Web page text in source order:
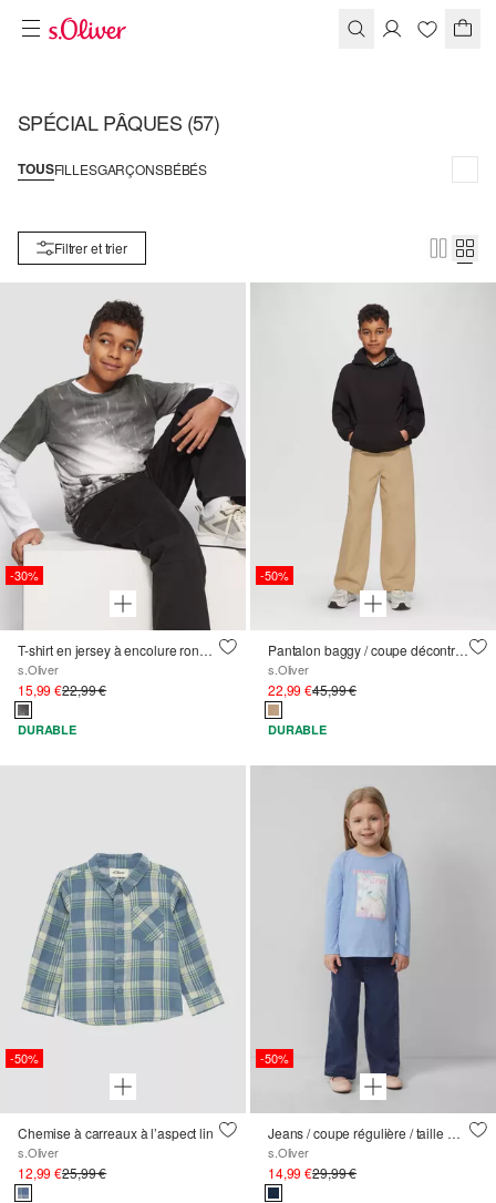
SPÉCIAL PÂQUES (57)
TOUSFILLESGARÇONSBÉBÉS
Filtrer et trier
-30%
T-shirt en jersey à encolure ronde et imprimé all-over
s.Oliver
15,99 €22,99 €
DURABLE
-50%
Pantalon baggy / coupe décontractée / taille moyenne / jambe large
s.Oliver
22,99 €45,99 €
DURABLE
-50%
Chemise à carreaux à l’aspect lin
s.Oliver
12,99 €25,99 €
-50%
Jeans / coupe régulière / taille moyenne / jambe large
s.Oliver
14,99 €29,99 €